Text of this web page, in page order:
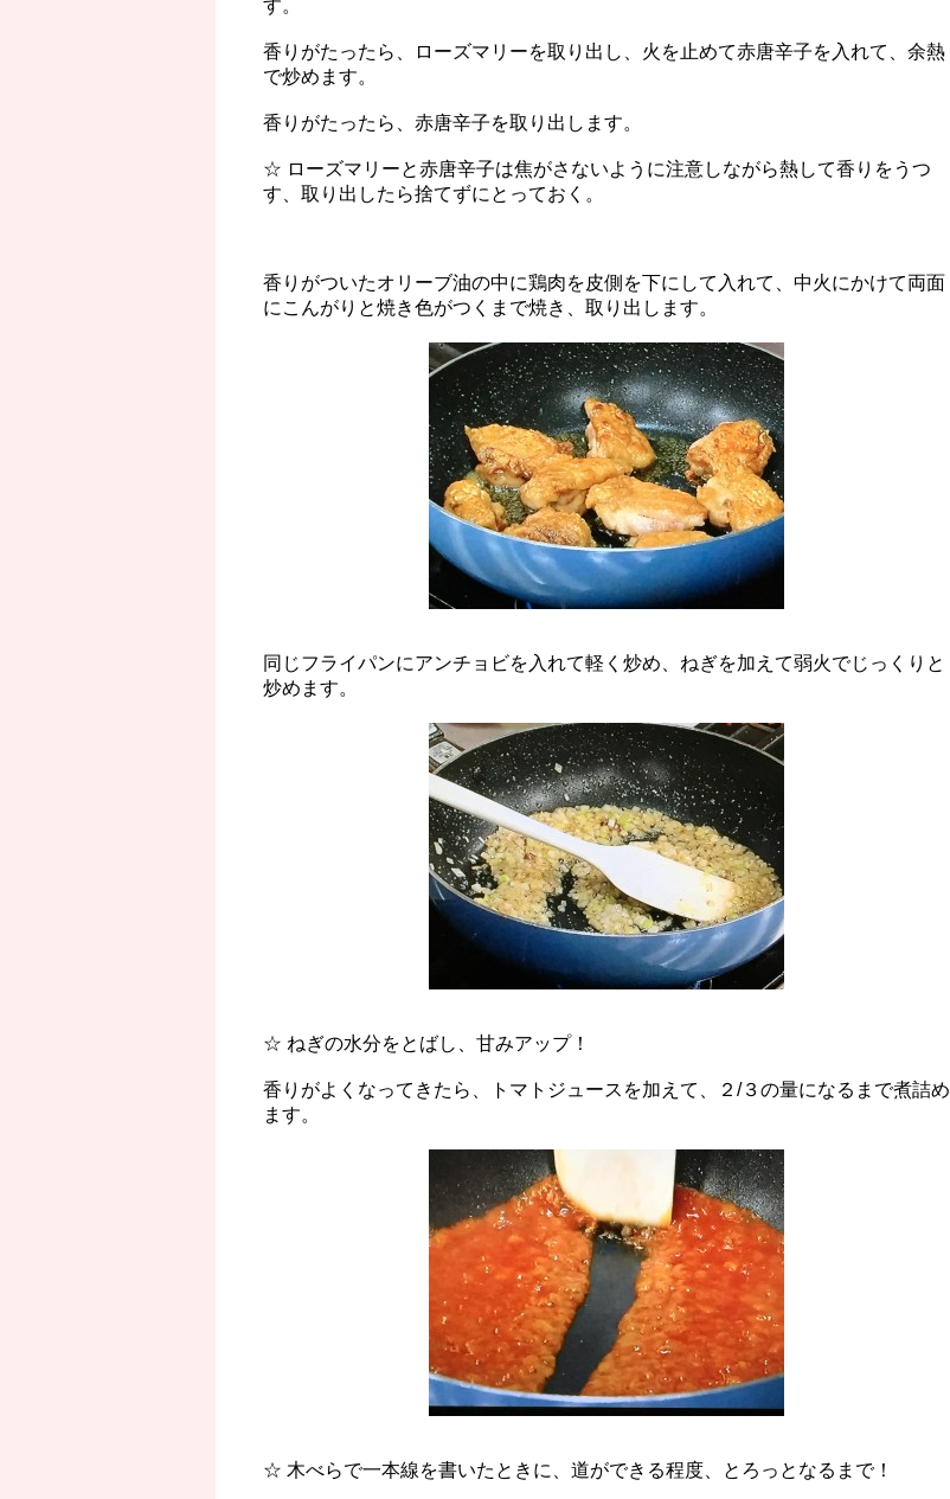
す。
香りがたったら、ローズマリーを取り出し、火を止めて赤唐辛子を入れて、余熱
で炒めます。
香りがたったら、赤唐辛子を取り出します。
☆ ローズマリーと赤唐辛子は焦がさないように注意しながら熱して香りをうつ
す、取り出したら捨てずにとっておく。
香りがついたオリーブ油の中に鶏肉を皮側を下にして入れて、中火にかけて両面
にこんがりと焼き色がつくまで焼き、取り出します。
同じフライパンにアンチョビを入れて軽く炒め、ねぎを加えて弱火でじっくりと
炒めます。
☆ ねぎの水分をとばし、甘みアップ！
香りがよくなってきたら、トマトジュースを加えて、２/３の量になるまで煮詰め
ます。
☆ 木べらで一本線を書いたときに、道ができる程度、とろっとなるまで！